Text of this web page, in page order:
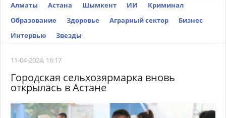
Алматы Астана Шымкент ИИ
Криминал
Образование
Здоровье Аграрный сектор
Бизнес
Интервью
Звезды
11-04-2024, 16:17
Городская сельхозярмарка вновь
открылась в Астане